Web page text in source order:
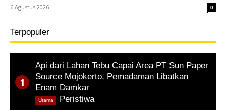
6 Agustus 2026 0
Terpopuler
Api dari Lahan Tebu Capai Area PT Sun Paper
Source Mojokerto, Pemadaman Libatkan
Enam Damkar
Peristiwa
Utama